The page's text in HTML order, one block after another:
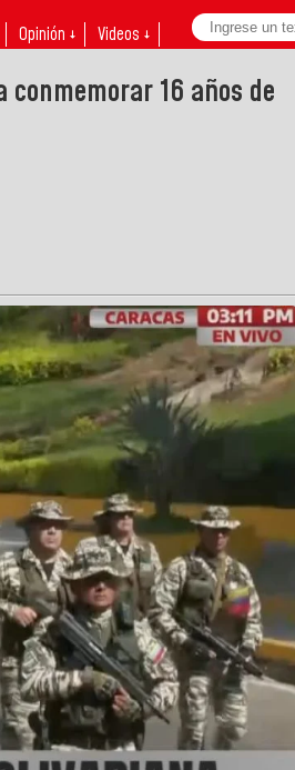
Opinión ↓ Videos ↓
16 años de